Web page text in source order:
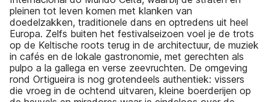
pleinen tot leven komen met klanken van
doedelzakken, traditionele dans en optredens uit heel
Europa. Zelfs buiten het festivalseizoen voel je de trots
op de Keltische roots terug in de architectuur, de muziek
in cafés en de lokale gastronomie, met gerechten als
pulpo a la gallega en verse zeevruchten. De omgeving
rond Ortigueira is nog grotendeels authentiek: vissers
die vroeg in de ochtend uitvaren, kleine boerderijen op